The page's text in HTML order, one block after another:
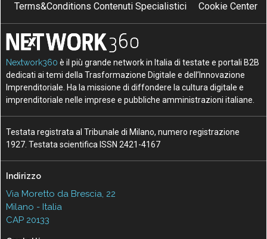
Terms&Conditions Contenuti Specialistici
Cookie Center
Nextwork360 è il più grande network in Italia di testate e portali B2B
dedicati ai temi della Trasformazione Digitale e dell’Innovazione
Imprenditoriale. Ha la missione di diffondere la cultura digitale e
imprenditoriale nelle imprese e pubbliche amministrazioni italiane.
Testata registrata al Tribunale di Milano, numero registrazione
1927. Testata scientifica ISSN 2421-4167
Indirizzo
Via Moretto da Brescia, 22
Milano - Italia
CAP 20133